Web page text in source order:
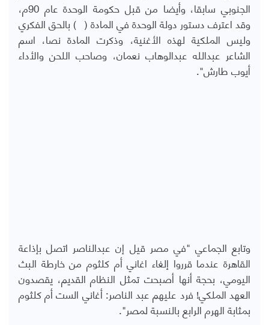
الجنوبي سابقا، وأيضا من قبل حكومة الوحدة عام 90م،
وقد اعترف دستور دولة الوحدة في المادة ( ) بالحق الفكري
وليس الملكية لهذه الأغنية، وذكرت المادة نصا، اسم
الشاعر عبدالله عبدالوهاب نعمان، وصاحب اللحن والأداء
أيوب طارش".
وتابع الجماعي "في مصر قيل إن عبدالناصر اتصل بإذاعة
القاهرة عندما قرروا إلغاء اغاني أم كلثوم من خارطة البث
اليومي، بحجة أنها أصبحت تمثل النظام القديم، يقصدون
العهد الملكي! فرد عليهم عبد الناصر: أغاني الست أم كلثوم
بمثابة الهرم الرابع بالنسبة لمصر".